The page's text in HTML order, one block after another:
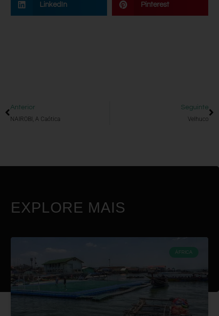
LinkedIn Pinterest
Anterior
NAIROBI, A Caótica
Seguinte
Velhuco
EXPLORE MAIS
ÁFRICA